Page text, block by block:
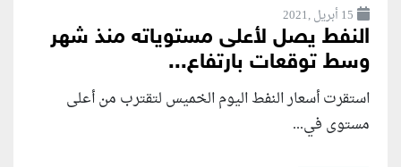
15 أبريل ,2021
النفط يصل لأعلى مستوياته منذ شهر
وسط توقعات بارتفاع...
استقرت أسعار النفط اليوم الخميس لتقترب من أعلى
مستوى في...